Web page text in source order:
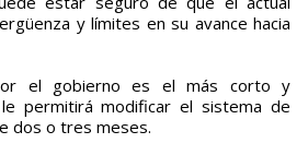
y límites en su avance hacia
el gobierno es el más corto y
permitirá modificar el sistema de
dos o tres meses.